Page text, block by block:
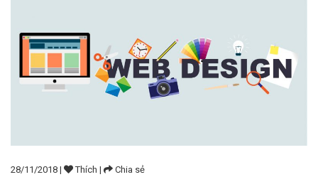
28/11/2018 | Thích | Chia sẻ